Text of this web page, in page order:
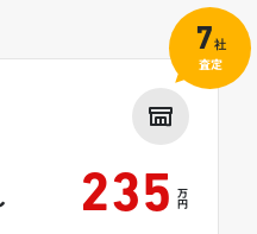
235 万
円
7社
査定